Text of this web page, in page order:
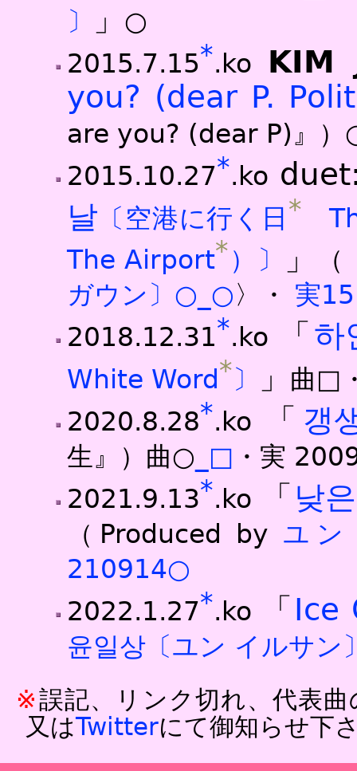
〕 」
○
2015.7.15*.ko KIM
you? (dear P.
are you? (dear P)』
2015.10.27*.ko
날 〔空港に行く日 *
The Airport*）〕 」
ガウン〕○ _○〉・ 実
2018.12.31*.ko 「 하
White Word*〕 」
曲□
2020.8.28*.ko 「 갱
生』）曲○ _□ ・実
2021.9.13*.ko 「 낮
（Produced by ユ
210914○
2022.1.27*.ko 「 Ice
윤일상〔ユン イルサン
誤記、リンク切れ、代表
又はTwitterにて御知らせ下